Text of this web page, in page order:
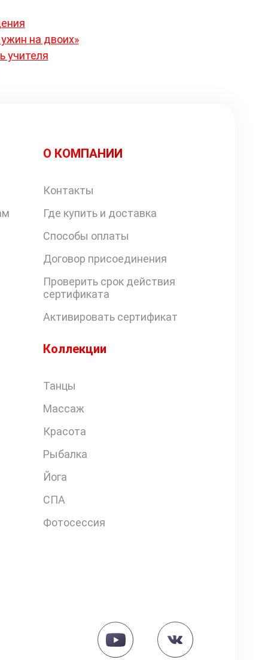
на двоих»
учителя
О КОМПАНИИ
Контакты
Где купить и доставка
Способы оплаты
Договор присоединения
Проверить срок действия
сертификата
Активировать сертификат
Коллекции
Танцы
Массаж
Красота
Рыбалка
Йога
СПА
Фотосессия